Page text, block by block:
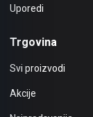
Uporedi
Trgovina
Svi proizvodi
Akcije